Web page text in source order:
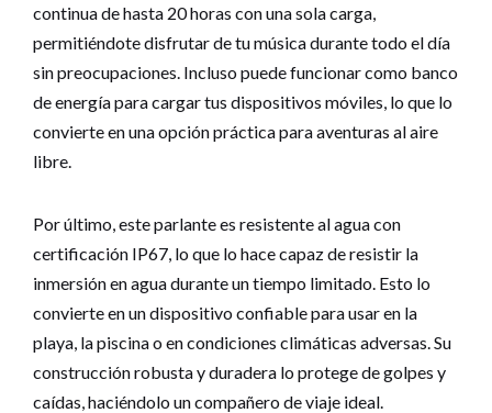
continua de hasta 20 horas con una sola carga,
permitiéndote disfrutar de tu música durante todo el día
sin preocupaciones. Incluso puede funcionar como banco
de energía para cargar tus dispositivos móviles, lo que lo
convierte en una opción práctica para aventuras al aire
libre.
Por último, este parlante es resistente al agua con
certificación IP67, lo que lo hace capaz de resistir la
inmersión en agua durante un tiempo limitado. Esto lo
convierte en un dispositivo confiable para usar en la
playa, la piscina o en condiciones climáticas adversas. Su
construcción robusta y duradera lo protege de golpes y
caídas, haciéndolo un compañero de viaje ideal.